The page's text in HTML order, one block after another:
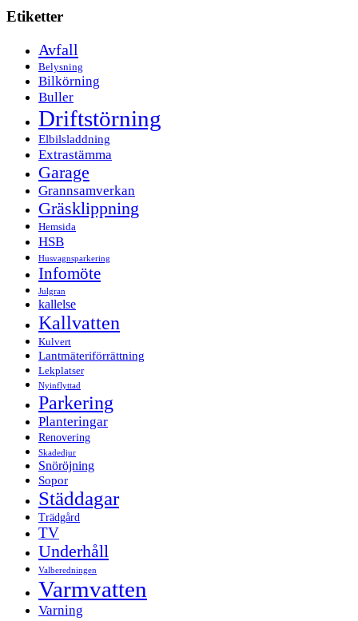
Etiketter
Avfall
Belysning
Bilkörning
Buller
Driftstörning
Elbilsladdning
Extrastämma
Garage
Grannsamverkan
Gräsklippning
Hemsida
HSB
Husvagnsparkering
Infomöte
Julgran
kallelse
Kallvatten
Kulvert
Lantmäteriförrättning
Lekplatser
Nyinflyttad
Parkering
Planteringar
Renovering
Skadedjur
Snöröjning
Sopor
Städdagar
Trädgård
TV
Underhåll
Valberedningen
Varmvatten
Varning